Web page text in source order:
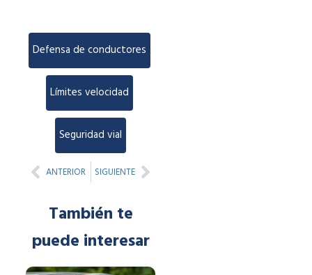
Defensa de conductores
Límites velocidad
Seguridad vial
Prev
ANTERIOR SIGUIENTENext
También te
puede interesar